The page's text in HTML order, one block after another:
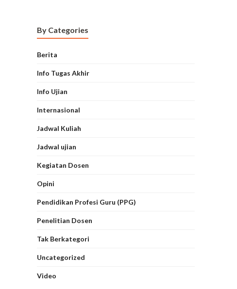
By Categories
Berita
Info Tugas Akhir
Info Ujian
Internasional
Jadwal Kuliah
Jadwal ujian
Kegiatan Dosen
Opini
Pendidikan Profesi Guru (PPG)
Penelitian Dosen
Tak Berkategori
Uncategorized
Video